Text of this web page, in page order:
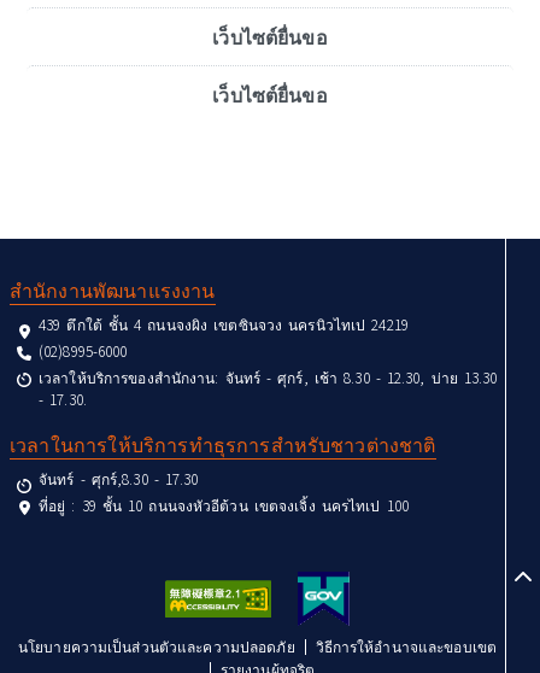
เว็บไซต์ยื่นขอ
เว็บไซต์ยื่นขอ
สำนักงานพัฒนาแรงงาน
439 ตึกใต้ ชั้น 4 ถนนจงผิง เขตซินจวง นครนิวไทเป 24219
(02)8995-6000
เวลาให้บริการของสำนักงาน: จันทร์ - ศุกร์, เช้า 8.30 - 12.30, บ่าย 13.30
- 17.30.
เวลาในการให้บริการทำธุรการสำหรับชาวต่างชาติ
จันทร์ - ศุกร์,8.30 - 17.30
ที่อยู่ : 39 ชั้น 10 ถนนจงหัวอีต้วน เขตจงเจิ้ง นครไทเป 100
นโยบายความเป็นส่วนตัวและความปลอดภัย
วิธีการให้อำนาจและขอบเขต
รายงานผู้ทุจริต